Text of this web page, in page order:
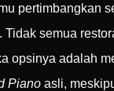
pertimbangkan
semua
opsinya adalah
Piano asli,